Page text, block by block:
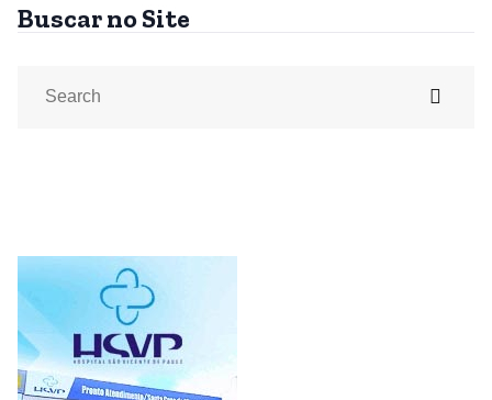
Buscar no Site